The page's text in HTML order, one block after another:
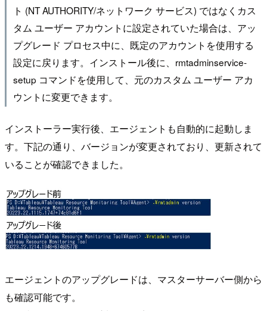
ト (NT AUTHORITY/ネットワーク サービス) ではなくカス
タム ユーザー アカウントに設定されていた場合は、アッ
プグレード プロセス中に、既定のアカウントを使用する
設定に戻ります。インストール後に、rmtadminservice-
setup コマンドを使用して、元のカスタム ユーザー アカ
ウントに変更できます。
インストーラー実行後、エージェントも自動的に起動しま
す。下記の通り、バージョンが変更されており、更新されて
いることが確認できました。
エージェントのアップグレードは、マスターサーバー側から
も確認可能です。